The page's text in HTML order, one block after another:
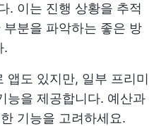
. 이는 진행 상황을 추적
분을 파악하는 좋은 방
.
앱도 있지만, 일부 프리미
능을 제공합니다. 예산과
기능을 고려하세요.